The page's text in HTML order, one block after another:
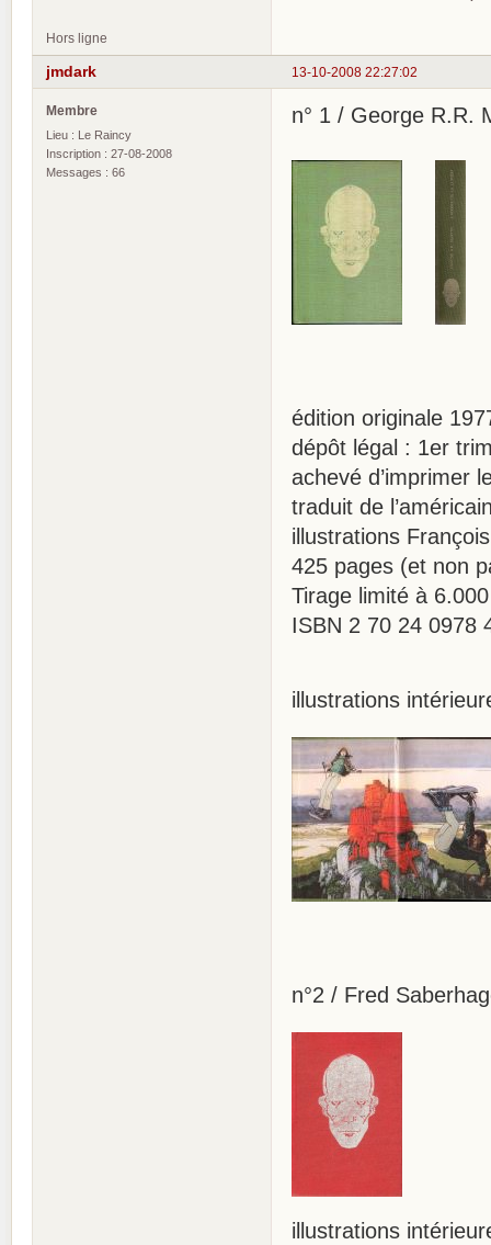
Hors ligne
13-10-2008 22:27:02
jmdark
Membre
Lieu : Le Raincy
Inscription : 27-08-2008
Messages : 66
n° 1 / George R.R.
édition originale
dépôt légal : 1er
achevé d’imprimer
traduit de
illustrations
425 pages (et non
Tirage limité à
ISBN 2 70 24 0978
illustrations
n°2 / Fred
illustrations